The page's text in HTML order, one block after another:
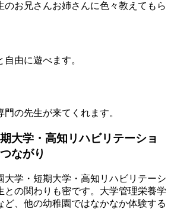
のお兄さんお姉さんに色々教えてもら
由に遊べます。
の先生が来てくれます。
大学・高知リハビリテーショ
ながり
大学・短期大学・高知リハビリテーシ
との関わりも密です。大学管理栄養学
ど、他の幼稚園ではなかなか体験する